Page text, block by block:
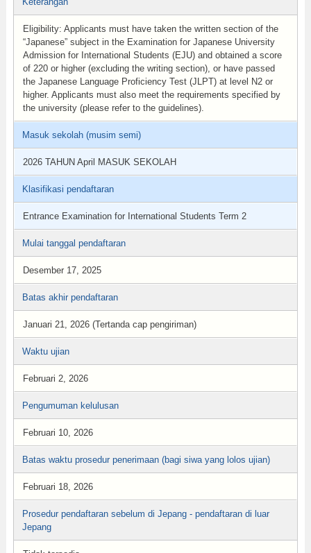
Eligibility: Applicants must have taken the written section of the
“Japanese” subject in the Examination for Japanese University
Admission for International Students (EJU) and obtained a score
of 220 or higher (excluding the writing section), or have passed
the Japanese Language Proficiency Test (JLPT) at level N2 or
higher. Applicants must also meet the requirements specified by
the university (please refer to the guidelines).
Masuk sekolah (musim semi)
2026 TAHUN April MASUK SEKOLAH
Klasifikasi pendaftaran
Entrance Examination for International Students Term 2
Mulai tanggal pendaftaran
Desember 17, 2025
Batas akhir pendaftaran
Januari 21, 2026 (Tertanda cap pengiriman)
Waktu ujian
Februari 2, 2026
Pengumuman kelulusan
Februari 10, 2026
Batas waktu prosedur penerimaan (bagi siwa yang lolos ujian)
Februari 18, 2026
Prosedur pendaftaran sebelum di Jepang - pendaftaran di luar
Jepang